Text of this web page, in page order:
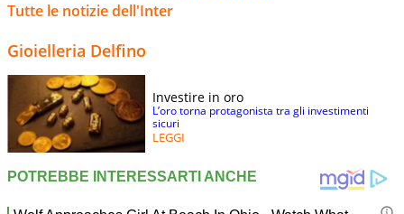
Tutte le notizie dell'Inter
Gioielleria Delfino
Investire in oro
L’oro torna protagonista tra gli investimenti
sicuri
LEGGI